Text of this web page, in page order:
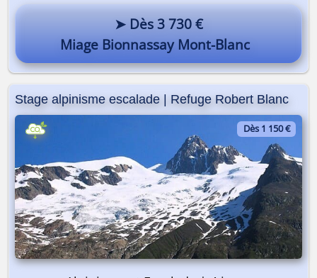
➤ Dès 3 730 €
Miage Bionnassay Mont-Blanc
Stage alpinisme escalade | Refuge Robert Blanc
Dès 1 150 €